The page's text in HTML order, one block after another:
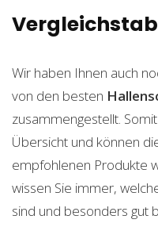
Wir haben Ihnen auch
von den besten
zusammengestellt.
Übersicht und können
empfohlenen Produkte
wissen Sie immer,
sind und besonders gut